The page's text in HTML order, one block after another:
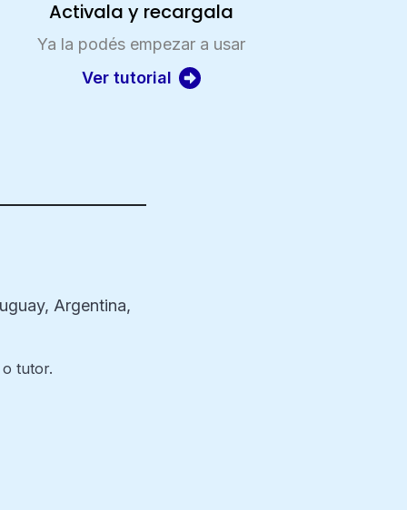
Activala y recargala
Ya la podés empezar a usar
Ver tutorial
Argentina,
tutor.